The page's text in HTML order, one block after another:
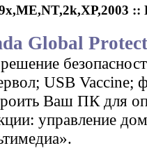
::
Global
USB Vaccine;
Ваш ПК для
управление